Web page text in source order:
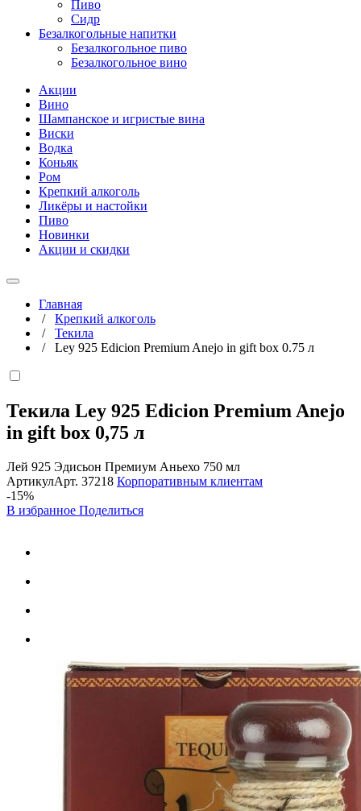
Пиво
Сидр
Безалкогольные напитки
Безалкогольное пиво
Безалкогольное вино
Акции
Вино
Шампанское и игристые вина
Виски
Водка
Коньяк
Ром
Крепкий алкоголь
Ликёры и настойки
Пиво
Новинки
Акции и скидки
Главная
/ Крепкий алкоголь
/ Текила
/ Ley 925 Edicion Premium Anejo in gift box 0.75 л
Текила Ley 925 Edicion Premium Anejo
in gift box 0,75 л
Лей 925 Эдисьон Премиум Аньехо 750 мл
АртикулАрт. 37218 Корпоративным клиентам
-15%
В избранное Поделиться